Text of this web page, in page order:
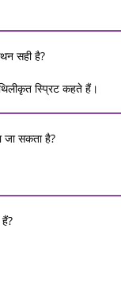
सही है?
स्प्रिट कहते हैं।
जा सकता है?